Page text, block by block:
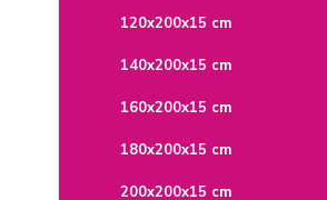
120x200x15 cm
140x200x15 cm
160x200x15 cm
180x200x15 cm
200x200x15 cm